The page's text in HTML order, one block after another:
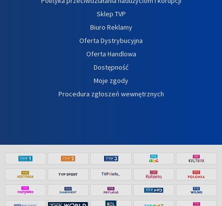
Sklep TVP
Biuro Reklamy
Oferta Dystrybucyjna
Oferta Handlowa
Dostępność
Moje zgody
Procedura zgłoszeń wewnętrznych